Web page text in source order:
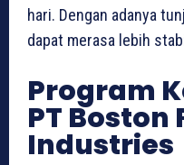
hari. Dengan adanya
dapat merasa lebih
Program
PT
Industries